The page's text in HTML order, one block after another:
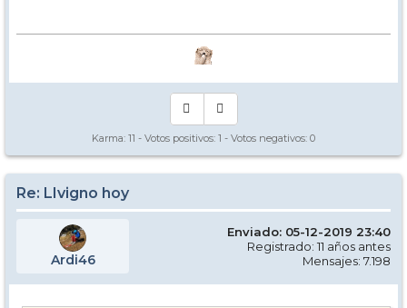
Karma: 11 - Votos positivos: 1 - Votos negativos: 0
Re: LIvigno hoy
Ardi46
Enviado: 05-12-2019 23:40
Registrado: 11 años antes
Mensajes: 7.198